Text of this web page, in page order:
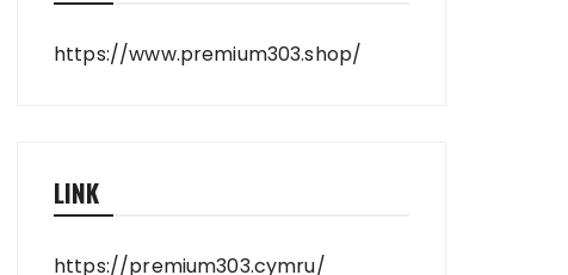
https://www.premium303.shop/
LINK
https://premium303.cymru/